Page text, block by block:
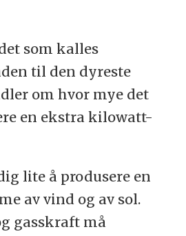
som kalles
til den dyreste
om hvor mye det
en ekstra kilowatt-
lite å produsere en
av vind og av sol.
gasskraft må